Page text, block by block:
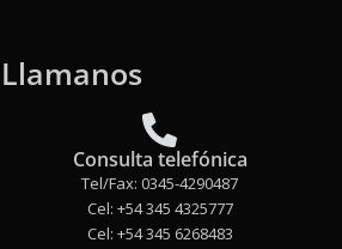
Llamanos
Consulta telefónica
Tel/Fax: 0345-4290487
Cel: +54 345 4325777
Cel: +54 345 6268483